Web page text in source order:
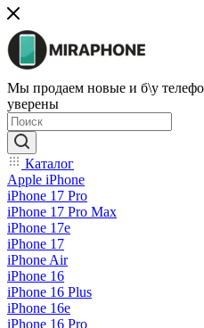
Мы продаем новые и б\у
уверены
Каталог
Apple iPhone
iPhone 17 Pro
iPhone 17 Pro Max
iPhone 17e
iPhone 17
iPhone Air
iPhone 16
iPhone 16 Plus
iPhone 16e
iPhone 16 Pro